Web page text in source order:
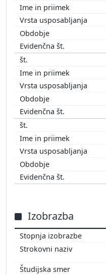
1998
1999
2000
2001
2003
2004
2005
2006
2008
2009
2010
2011
Izobrazba